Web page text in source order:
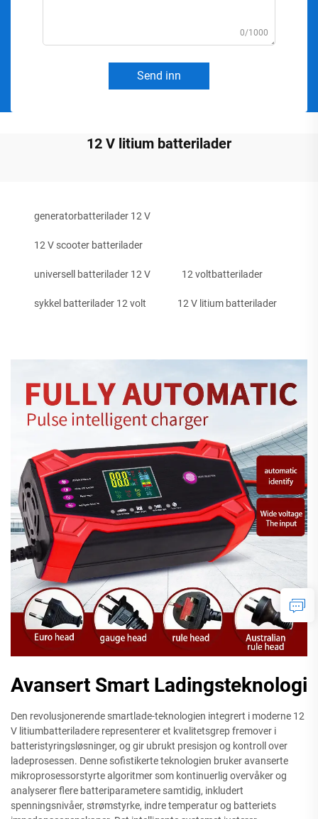
0/1000
Send inn
12 V litium batterilader
generatorbatterilader 12 V
12 V scooter batterilader
universell batterilader 12 V 12 voltbatterilader
sykkel batterilader 12 volt 12 V litium batterilader
Avansert Smart Ladingsteknologi
Den revolusjonerende smartlade-teknologien integrert i moderne 12
V litiumbatteriladere representerer et kvalitetsgrep fremover i
batteristyringsløsninger, og gir ubrukt presisjon og kontroll over
ladeprosessen. Denne sofistikerte teknologien bruker avanserte
mikroprosessorstyrte algoritmer som kontinuerlig overvåker og
analyserer flere batteriparametere samtidig, inkludert
spenningsnivåer, strømstyrke, indre temperatur og batteriets